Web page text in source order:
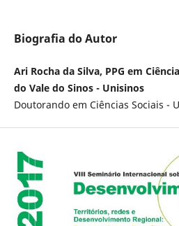
Biografia do Autor
Ari Rocha da Silva, PPG em
do Vale do Sinos - Unisinos
Doutorando em Ciências Sociais -